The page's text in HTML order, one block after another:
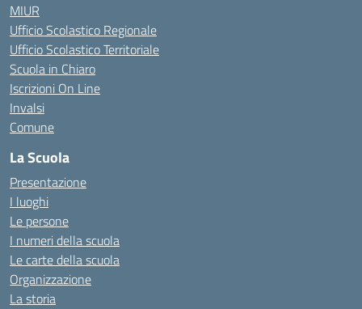
MIUR
Ufficio Scolastico Regionale
Ufficio Scolastico Territoriale
Scuola in Chiaro
Iscrizioni On Line
Invalsi
Comune
La Scuola
Presentazione
I luoghi
Le persone
I numeri della scuola
Le carte della scuola
Organizzazione
La storia